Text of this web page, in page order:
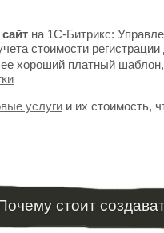
на 1С-Битрикс:
стоимости
хороший платный шаблон,
услуги и их стоимость,
стоит